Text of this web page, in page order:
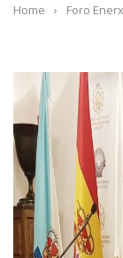
Home › Foro